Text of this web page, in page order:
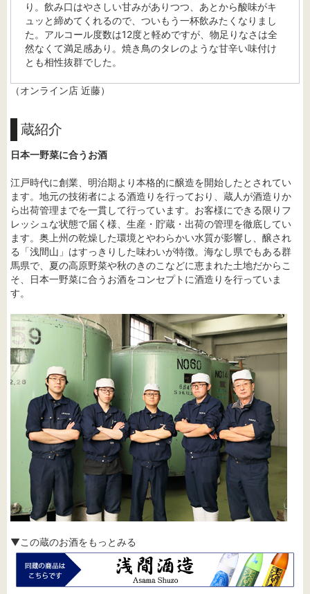
り。飲み口はやさしい甘みがありつつ、あとから酸味がキ
ュッと締めてくれるので、ついもう一杯飲みたくなりまし
た。アルコール度数は12度と軽めですが、物足りなさは全
然なくて満足感あり。焼き鳥のタレのような甘辛い味付け
とも相性抜群でした。
（オンライン店 近藤）
蔵紹介
日本一野菜に合うお酒
江戸時代に創業、明治期より本格的に醸造を開始したとされてい
ます。地元の技術者による酒造りを行っており、蔵人が酒造りか
ら出荷管理までを一貫して行っています。お客様にできる限りフ
レッシュな状態で届く様、生産・貯蔵・出荷の管理を徹底してい
ます。奥上州の乾燥した環境とやわらかい水質が影響し、醸され
る「浅間山」はすっきりした味わいが特徴。海なし県でもある群
馬県で、夏の高原野菜や秋のきのこなどに恵まれた土地だからこ
そ、日本一野菜に合うお酒をコンセプトに酒造りを行っていま
す。
▼この蔵のお酒をもっとみる